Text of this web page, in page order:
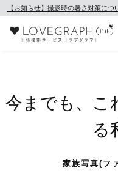
【お知らせ】撮影時の暑さ対策につ
今までも、こ
る
家族写真(フ